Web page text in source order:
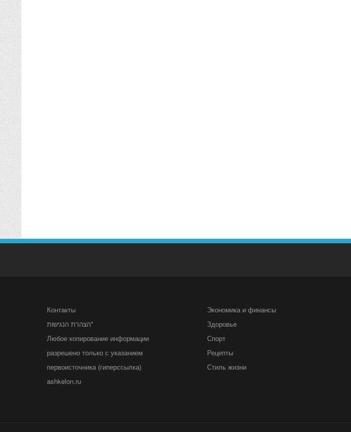
Контакты
הצהרת הנגישות*
Любое копирование информации
разрешено только с указанием
первоисточника (гиперссылка)
ashkelon.ru
Экономика и финансы
Здоровье
Спорт
Рецепты
Стиль жизни